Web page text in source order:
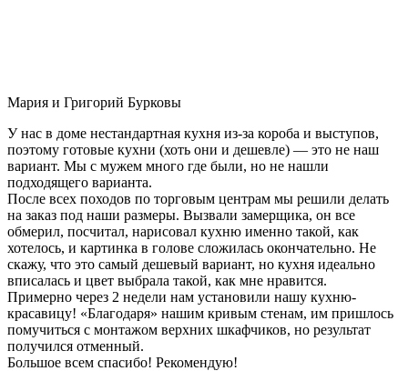
Мария и Григорий Бурковы
У нас в доме нестандартная кухня из-за короба и выступов,
поэтому готовые кухни (хоть они и дешевле) — это не наш
вариант. Мы с мужем много где были, но не нашли
подходящего варианта.
После всех походов по торговым центрам мы решили делать
на заказ под наши размеры. Вызвали замерщика, он все
обмерил, посчитал, нарисовал кухню именно такой, как
хотелось, и картинка в голове сложилась окончательно. Не
скажу, что это самый дешевый вариант, но кухня идеально
вписалась и цвет выбрала такой, как мне нравится.
Примерно через 2 недели нам установили нашу кухню-
красавицу! «Благодаря» нашим кривым стенам, им пришлось
помучиться с монтажом верхних шкафчиков, но результат
получился отменный.
Большое всем спасибо! Рекомендую!